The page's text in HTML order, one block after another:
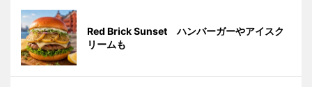
Red Brick Sunset ハンバーガーやアイスク
リームも